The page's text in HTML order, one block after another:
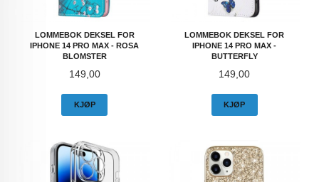
LOMMEBOK DEKSEL FOR
IPHONE 14 PRO MAX - ROSA
BLOMSTER
Pris
149,00
KJØP
LOMMEBOK DEKSEL FOR
IPHONE 14 PRO MAX -
BUTTERFLY
Pris
149,00
KJØP